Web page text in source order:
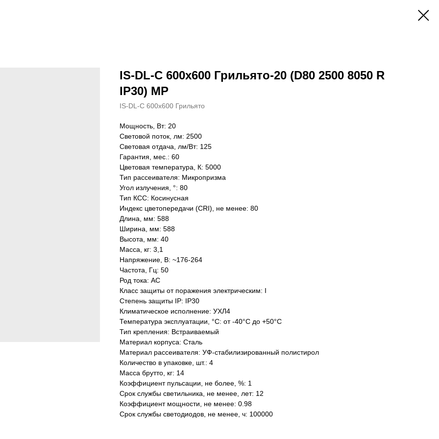
IS-DL-C 600х600 Грильято-20 (D80 2500 8050 R
IP30) MP
IS-DL-C 600х600 Грильято
Мощность, Вт: 20
Световой поток, лм: 2500
Световая отдача, лм/Вт: 125
Гарантия, мес.: 60
Цветовая температура, К: 5000
Тип рассеивателя: Микропризма
Угол излучения, °: 80
Тип КСС: Косинусная
Индекс цветопередачи (CRI), не менее: 80
Длина, мм: 588
Ширина, мм: 588
Высота, мм: 40
Масса, кг: 3,1
Напряжение, В: ~176-264
Частота, Гц: 50
Род тока: AC
Класс защиты от поражения электрическим: I
Степень защиты IP: IP30
Климатическое исполнение: УХЛ4
Температура эксплуатации, °С: от -40°C до +50°C
Тип крепления: Встраиваемый
Материал корпуса: Сталь
Материал рассеивателя: УФ-стабилизированный полистирол
Количество в упаковке, шт.: 4
Масса брутто, кг: 14
Коэффициент пульсации, не более, %: 1
Срок службы светильника, не менее, лет: 12
Коэффициент мощности, не менее: 0.98
Срок службы светодиодов, не менее, ч: 100000